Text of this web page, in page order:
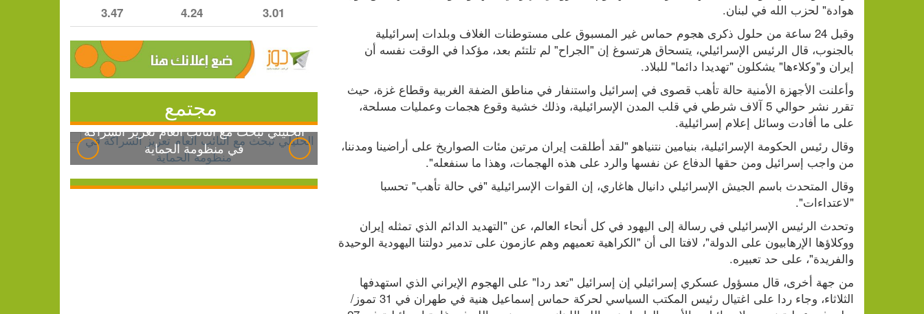
هوادة" لحزب الله في لبنان.
إيران و"وكلاءها" يشكلون "تهديدا دائما" للبلاد.
على ما أفادت وسائل إعلام إسرائيلية.
من واجب إسرائيل ومن حقها الدفاع عن نفسها والرد على هذه الهجمات، وهذا ما سنفعله".
"لاعتداءات".
والفريدة"، على حد تعبيره.
الثلاثاء، وجاء ردا على اغتيال رئيس المكتب السياسي لحركة حماس إسماعيل هنية في طهران في 31 تموز/
3.01
4.24
3.47
مجتمع
الخليلي تبحث مع النائب العام تعزيز الشراكة
في منظومة الحماية